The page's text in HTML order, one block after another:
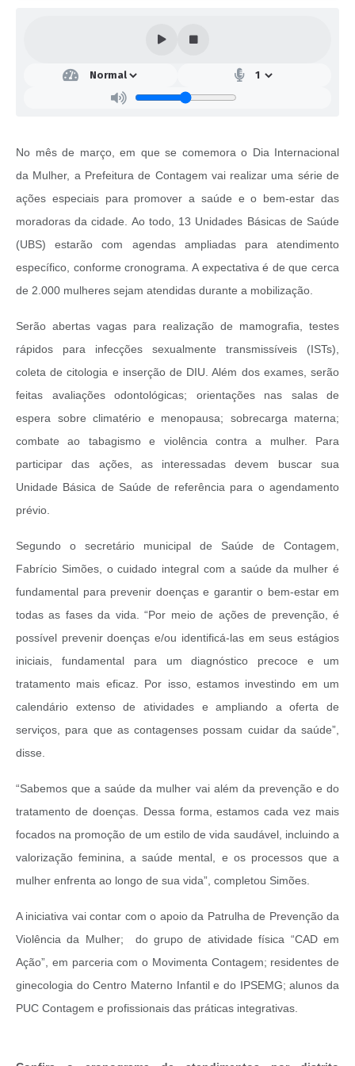
No mês de março, em que se comemora o Dia Internacional
da Mulher, a Prefeitura de Contagem vai realizar uma série de
ações especiais para promover a saúde e o bem-estar das
moradoras da cidade. Ao todo, 13 Unidades Básicas de Saúde
(UBS) estarão com agendas ampliadas para atendimento
específico, conforme cronograma. A expectativa é de que cerca
de 2.000 mulheres sejam atendidas durante a mobilização.
Serão abertas vagas para realização de mamografia, testes
rápidos para infecções sexualmente transmissíveis (ISTs),
coleta de citologia e inserção de DIU. Além dos exames, serão
feitas avaliações odontológicas; orientações nas salas de
espera sobre climatério e menopausa; sobrecarga materna;
combate ao tabagismo e violência contra a mulher. Para
participar das ações, as interessadas devem buscar sua
Unidade Básica de Saúde de referência para o agendamento
prévio.
Segundo o secretário municipal de Saúde de Contagem,
Fabrício Simões, o cuidado integral com a saúde da mulher é
fundamental para prevenir doenças e garantir o bem-estar em
todas as fases da vida. “Por meio de ações de prevenção, é
possível prevenir doenças e/ou identificá-las em seus estágios
iniciais, fundamental para um diagnóstico precoce e um
tratamento mais eficaz. Por isso, estamos investindo em um
calendário extenso de atividades e ampliando a oferta de
serviços, para que as contagenses possam cuidar da saúde”,
disse.
“Sabemos que a saúde da mulher vai além da prevenção e do
tratamento de doenças. Dessa forma, estamos cada vez mais
focados na promoção de um estilo de vida saudável, incluindo a
valorização feminina, a saúde mental, e os processos que a
mulher enfrenta ao longo de sua vida”, completou Simões.
A iniciativa vai contar com o apoio da Patrulha de Prevenção da
Violência da Mulher; do grupo de atividade física “CAD em
Ação”, em parceria com o Movimenta Contagem; residentes de
ginecologia do Centro Materno Infantil e do IPSEMG; alunos da
PUC Contagem e profissionais das práticas integrativas.